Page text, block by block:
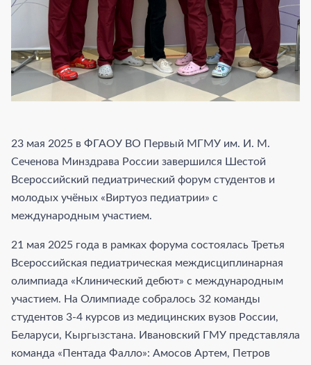
23 мая 2025 в ФГАОУ ВО Первый МГМУ им. И. М.
Сеченова Минздрава России завершился Шестой
Всероссийский педиатрический форум студентов и
молодых учёных «Виртуоз педиатрии» с
международным участием.
21 мая 2025 года в рамках форума состоялась Третья
Всероссийская педиатрическая междисциплинарная
олимпиада «Клинический дебют» с международным
участием. На Олимпиаде собралось 32 команды
студентов 3-4 курсов из медицинских вузов России,
Беларуси, Кыргызстана. Ивановский ГМУ представляла
команда «Пентада Фалло»: Амосов Артем, Петров